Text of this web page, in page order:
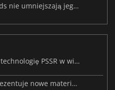
Błędy w Monster Hunter Wilds nie umniejszają jego sukcesu
Sony wprowadza ulepszoną technologię PSSR w wielu grach z PlayStation 5 Pro
Monster Hunter Stories 3 prezentuje nowe materiały przed premierą